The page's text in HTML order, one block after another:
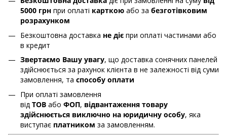
5000 грн при оплаті карткою або за безготівковим
розрахунком
Безкоштовна доставка не діє при оплаті частинами або
в кредит
Звертаємо Вашу увагу, що доставка сонячних панелей
здійснюється за рахунок клієнта в не залежності від суми
замовлення, та способу оплати
При оплаті замовлення
від ТОВ або ФОП, відвантаження товару
здійснюється виключно на юридичну особу, яка
виступає платником за замовленням.